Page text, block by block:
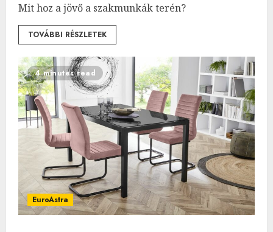
Mit hoz a jövő a szakmunkák terén?
TOVÁBBI RÉSZLETEK
4 minutes read
EuroAstra